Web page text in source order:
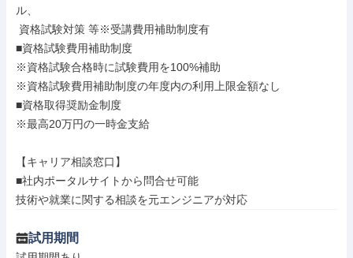
ル、
■資格試験費用補助制度
※資格試験合格時に試験費用を100%補助
※資格試験費用補助制度の年度内の利用上限金額なし
■資格取得奨励金制度
※最高20万円の一時金支給
【キャリア相談窓口】
■社内ポータルサイトから問合せ可能
技術や就業に関する相談を元エンジニアが対応
試用期間